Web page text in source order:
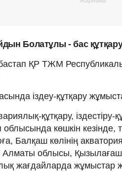
Болатұлы - бас
ҚР ТЖМ
іздеу-құтқару
құтқару,
көшкін кезінде,
Балқаш көлінің
облысы, Қызылағаш
жағдайларда жұмыстар